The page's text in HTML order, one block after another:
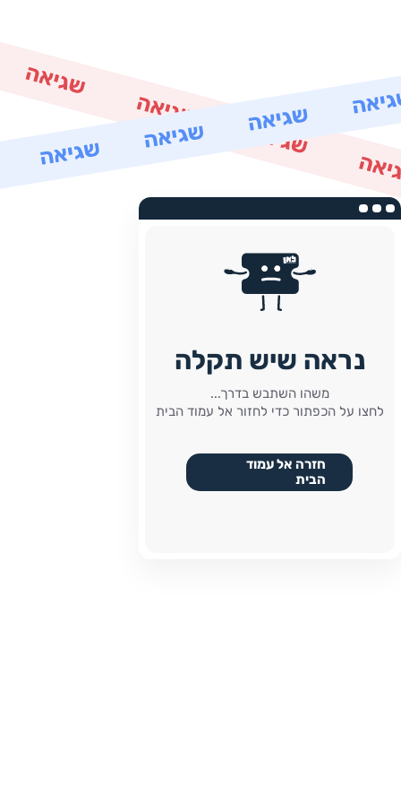
נראה שיש תקלה
משהו השתבש בדרך...
לחצו על הכפתור כדי לחזור אל עמוד הבית
חזרה אל עמוד
הבית